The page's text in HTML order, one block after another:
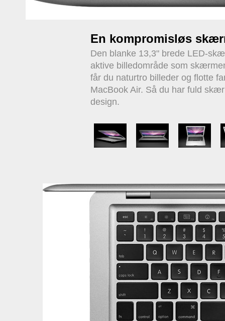
En kompromisløs
Den blanke 13,3" brede LED-
aktive billedområde som
får du naturtro billeder og flotte
MacBook Air. Så du har fuld
design.